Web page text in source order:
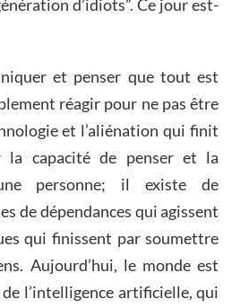
d’idiots”. Ce jour est-
et penser que tout est
réagir pour ne pas être
et l’aliénation qui finit
la capacité de penser et la
personne; il existe de
de dépendances qui agissent
qui finissent par soumettre
Aujourd’hui, le monde est
l’intelligence artificielle, qui